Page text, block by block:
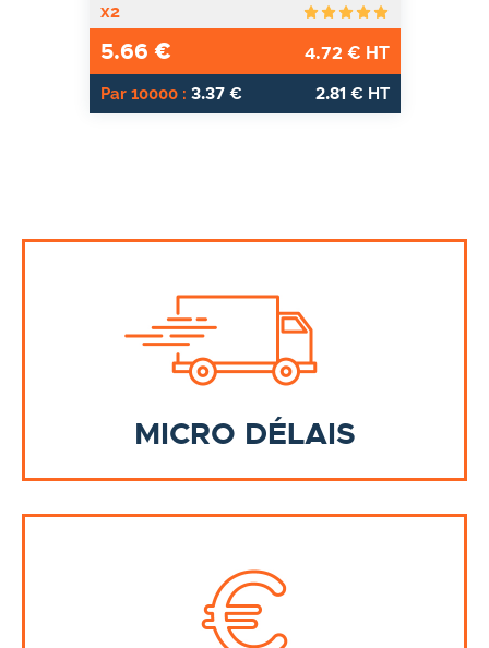
x2
5.66 € 4.72 € HT
Par 10000 : 3.37€ 2.81 € HT
MICRO DÉLAIS